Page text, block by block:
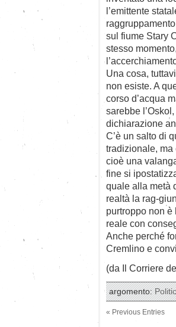
l’emittente
sul fiume Stary
stesso
Una cosa,
non esiste. A
corso d’acqua
sarebbe
dichiarazione
C’è un salto di
tradizionale,
cioè una
fine si
quale alla metà
realtà la rag-
purtroppo non
reale con
Anche perché
Cremlino e
(da Il Corriere
argomento:
« Previous Entries